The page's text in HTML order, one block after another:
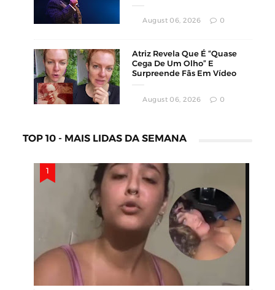
August 06, 2026 0
Atriz Revela Que É “Quase
Cega De Um Olho” E
Surpreende Fãs Em Vídeo
August 06, 2026 0
TOP 10 - MAIS LIDAS DA SEMANA